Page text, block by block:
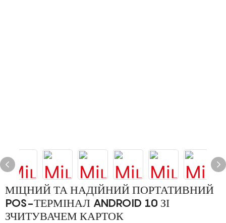
МІЦНИЙ ТА НАДІЙНИЙ ПОРТАТИВНИЙ
POS-ТЕРМІНАЛ ANDROID 10 ЗІ
ЗЧИТУВАЧЕМ КАРТОК